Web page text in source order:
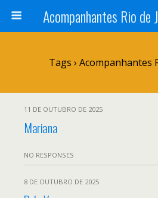
Tags › Acompanhantes
11 DE OUTUBRO DE 2025
Mariana
NO RESPONSES
8 DE OUTUBRO DE 2025